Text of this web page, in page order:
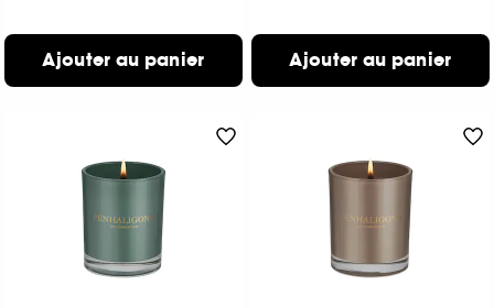
Ajouter au panier Ajouter au panier